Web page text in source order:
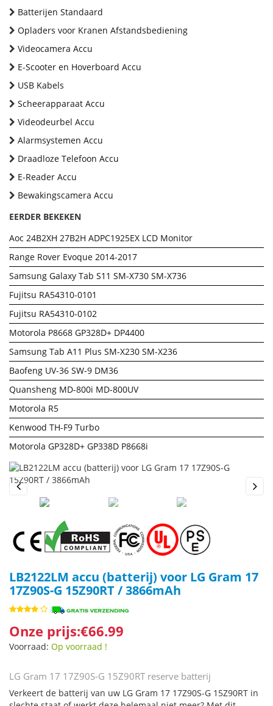
Batterijen Standaard
Opladers voor Kranen Afstandsbediening
Videocamera Accu
E-Scooter en Hoverboard Accu
USB Kabels
Scheerapparaat Accu
Videodeurbel Accu
Alarmsystemen Accu
Draadloze Telefoon Accu
E-Reader Accu
Bewakingscamera Accu
EERDER BEKEKEN
Aoc 24B2XH 27B2H ADPC1925EX LCD Monitor
Range Rover Evoque 2014-2017
Samsung Galaxy Tab S11 SM-X730 SM-X736
Fujitsu RA54310-0101
Fujitsu RA54310-0102
Motorola P8668 GP328D+ DP4400
Samsung Tab A11 Plus SM-X230 SM-X236
Baofeng UV-36 SW-9 DM36
Quansheng MD-800i MD-800UV
Motorola R5
Kenwood TH-F9 Turbo
Motorola GP328D+ GP338D P8668i
Previous
LB2122LM accu (batterij) voor LG Gram 17
17Z90S-G 15Z90RT / 3866mAh
Onze prijs:€66.99
Voorraad: Op voorraad !
LG Gram 17 17Z90S-G 15Z90RT reserve batterij
Verkeert de batterij van uw LG Gram 17 17Z90S-G 15Z90RT in